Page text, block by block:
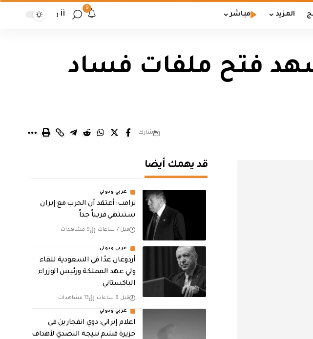
المزيد مباشر
9
أأ
فتح ملفات فساد
شارك
قد يهمك أيضا
عربي ودولي
‏ترامب: أعتقد أن الحرب مع إيران
ستنتهي قريباً جداً
قبل 7 ساعات 9 مشاهدات
عربي ودولي
أردوغان غدًا في السعودية للقاء
ولي عهد المملكة ورئيس الوزراء
الباكستاني
قبل 8 ساعات 13 مشاهدات
عربي ودولي
اعلام إيراني: دوي انفجارين في
جزيرة قشم نتيجة التصدي لأهداف